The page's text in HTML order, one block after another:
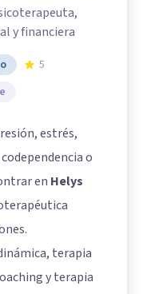
y financiera
5
estrés,
o
en Helys
terapia
y terapia